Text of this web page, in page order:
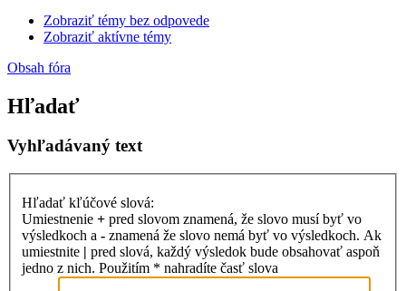
Zobraziť témy bez odpovede
Zobraziť aktívne témy
Obsah fóra
Hľadať
Vyhľadávaný text
Hľadať kľúčové slová:
Umiestnenie + pred slovom znamená, že slovo musí byť vo
výsledkoch a - znamená že slovo nemá byť vo výsledkoch. Ak
umiestnite | pred slová, každý výsledok bude obsahovať aspoň
jedno z nich. Použitím * nahradíte časť slova